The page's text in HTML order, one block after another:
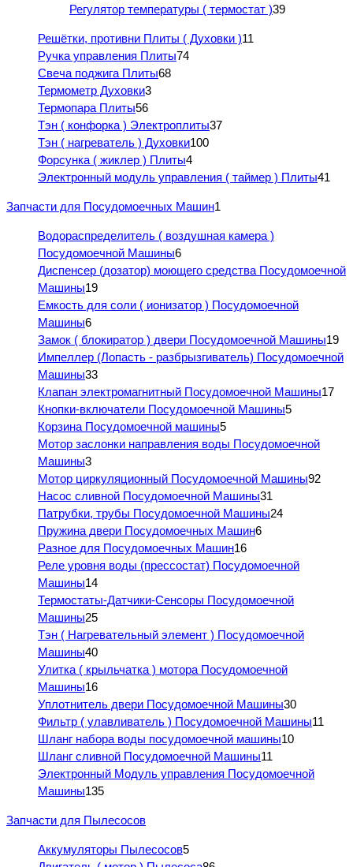
Регулятор температуры ( термостат )39
Решётки, противни Плиты ( Духовки )11
Ручка управления Плиты74
Свеча поджига Плиты68
Термометр Духовки3
Термопара Плиты56
Тэн ( конфорка ) Электроплиты37
Тэн ( нагреватель ) Духовки100
Форсунка ( жиклер ) Плиты4
Электронный модуль управления ( таймер ) Плиты41
Запчасти для Посудомоечных Машин1
Водораспределитель ( воздушная камера )
Посудомоечной Машины6
Диспенсер (дозатор) моющего средства Посудомоечной
Машины19
Емкость для соли ( ионизатор ) Посудомоечной
Машины6
Замок ( блокиратор ) двери Посудомоечной Машины19
Импеллер (Лопасть - разбрызгиватель) Посудомоечной
Машины33
Клапан электромагнитный Посудомоечной Машины17
Кнопки-включатели Посудомоечной Машины5
Корзина Посудомоечной машины5
Мотор заслонки направления воды Посудомоечной
Машины3
Мотор циркуляционный Посудомоечной Машины92
Насос сливной Посудомоечной Машины31
Патрубки, трубы Посудомоечной Машины24
Пружина двери Посудомоечных Машин6
Разное для Посудомоечных Машин16
Реле уровня воды (прессостат) Посудомоечной
Машины14
Термостаты-Датчики-Сенсоры Посудомоечной
Машины25
Тэн ( Нагревательный элемент ) Посудомоечной
Машины40
Улитка ( крыльчатка ) мотора Посудомоечной
Машины16
Уплотнитель двери Посудомоечной Машины30
Фильтр ( улавливатель ) Посудомоечной Машины11
Шланг набора воды посудомоечной машины10
Шланг сливной Посудомоечной Машины11
Электронный Модуль управления Посудомоечной
Машины135
Запчасти для Пылесосов
Аккумуляторы Пылесосов5